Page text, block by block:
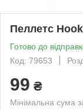
Пеллетс
Готово до
Код: 79653
99 ₴
Мінімальна сума